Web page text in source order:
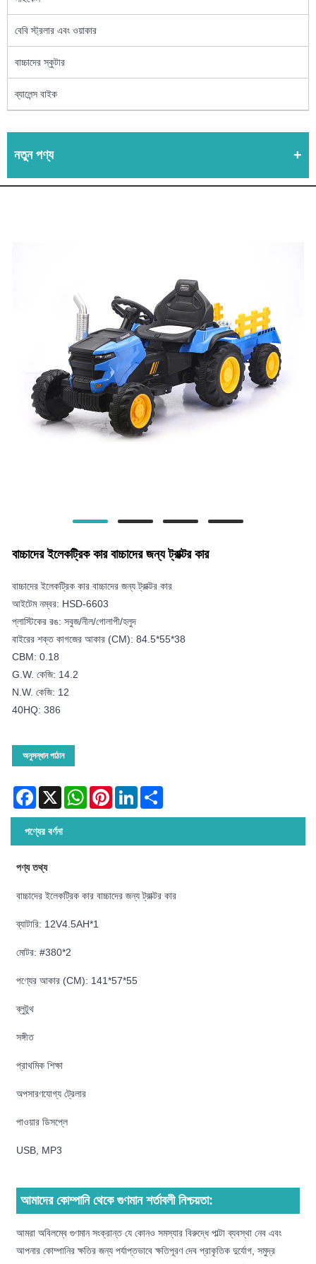
বেবি স্ট্রলার এবং ওয়াকার
বাচ্চাদের স্কুটার
ব্যালেন্স বাইক
নতুন পণ্য
বাচ্চাদের ইলেকট্রিক কার বাচ্চাদের জন্য ট্রাক্টর কার
বাচ্চাদের ইলেকট্রিক কার বাচ্চাদের জন্য ট্রাক্টর কার
আইটেম নম্বর: HSD-6603
প্লাস্টিকের রঙ: সবুজ/নীল/গোলাপী/হলুদ
বাইরের শক্ত কাগজের আকার (CM): 84.5*55*38
CBM: 0.18
G.W. কেজি: 14.2
N.W. কেজি: 12
40HQ: 386
অনুসন্ধান পাঠান
Facebook
X WhatsAppPinterestLinkedIn
পণ্যের বর্ণনা
পণ্য তথ্য
বাচ্চাদের ইলেকট্রিক কার বাচ্চাদের জন্য ট্রাক্টর কার
ব্যাটারি: 12V4.5AH*1
মোটর: #380*2
পণ্যের আকার (CM): 141*57*55
ব্লুটুথ
সঙ্গীত
প্রাথমিক শিক্ষা
অপসারণযোগ্য ট্রেলার
পাওয়ার ডিসপ্লে
USB, MP3
আমাদের কোম্পানি থেকে গুণমান শর্তাবলী নিশ্চয়তা:
আমরা অবিলম্বে গুণমান সংক্রান্ত যে কোনও সমস্যার বিরুদ্ধে পাল্টা ব্যবস্থা নেব এবং
আপনার কোম্পানির ক্ষতির জন্য পর্যাপ্তভাবে ক্ষতিপূরণ দেব প্রাকৃতিক দুর্যোগ, সমুদ্র